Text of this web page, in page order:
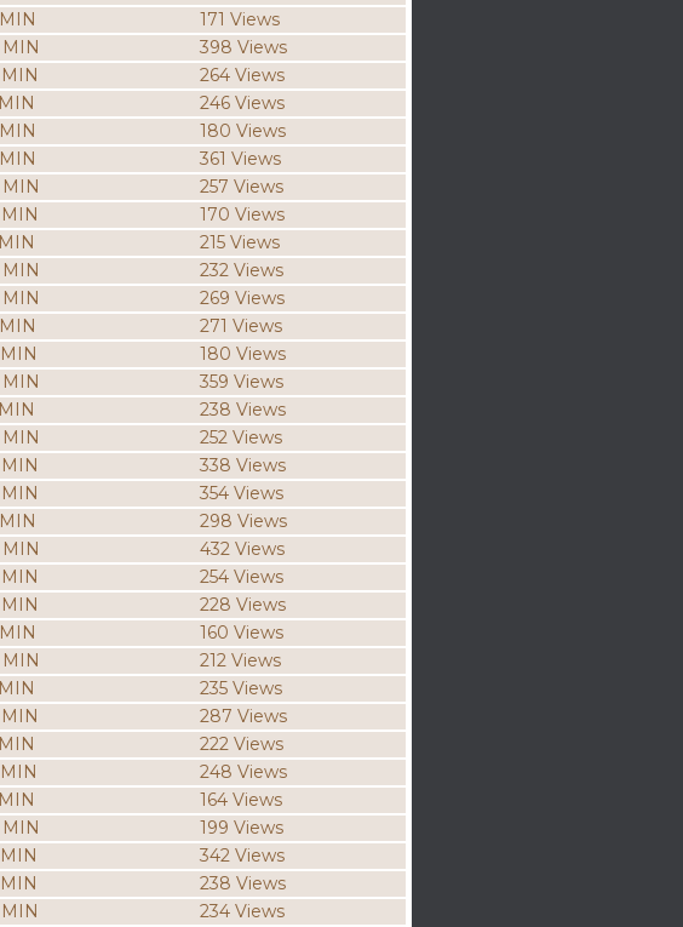
171 Views
398 Views
264 Views
246 Views
180 Views
361 Views
257 Views
170 Views
215 Views
232 Views
269 Views
271 Views
180 Views
359 Views
238 Views
252 Views
338 Views
354 Views
298 Views
432 Views
254 Views
228 Views
160 Views
212 Views
235 Views
287 Views
222 Views
248 Views
164 Views
199 Views
342 Views
238 Views
234 Views